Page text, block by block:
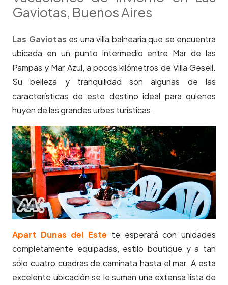
Gaviotas, Buenos Aires
Las Gaviotas es una villa balnearia que se encuentra
ubicada en un punto intermedio entre Mar de las
Pampas y Mar Azul, a pocos kilómetros de Villa Gesell.
Su belleza y tranquilidad son algunas de las
características de este destino ideal para quienes
huyen de las grandes urbes turísticas.
Apart Dunas del Este te esperará con unidades
completamente equipadas, estilo boutique y a tan
sólo cuatro cuadras de caminata hasta el mar. A esta
excelente ubicación se le suman una extensa lista de